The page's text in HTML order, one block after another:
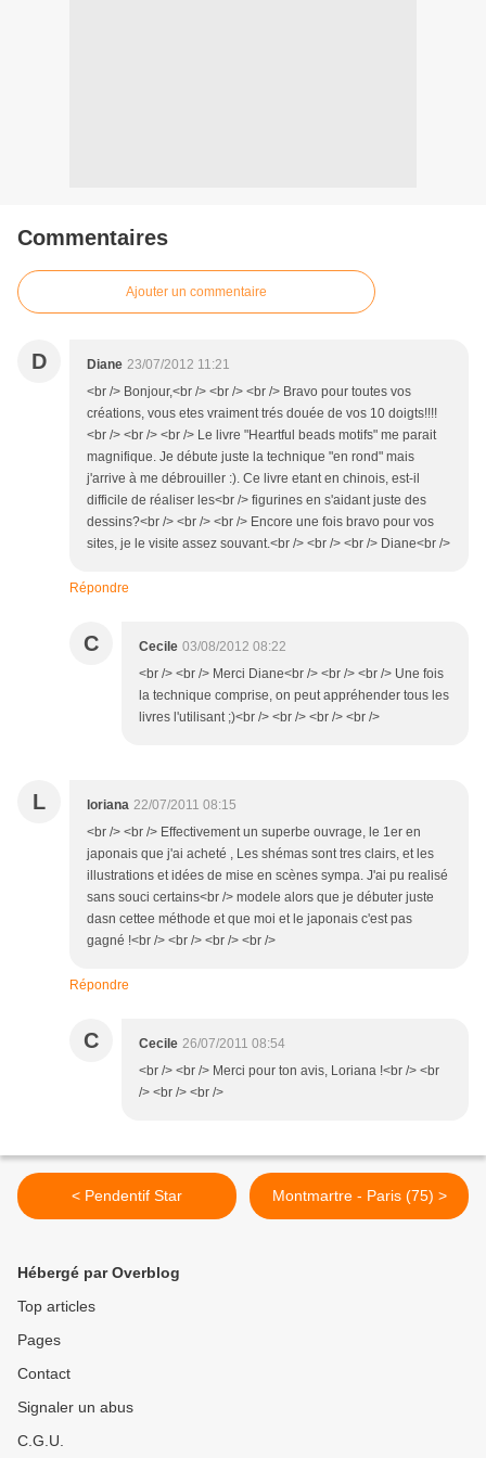
Commentaires
Ajouter un commentaire
D Diane 23/07/2012 11:21
<br /> Bonjour,<br /> <br /> <br /> Bravo pour toutes vos
créations, vous etes vraiment trés douée de vos 10 doigts!!!!
<br /> <br /> <br /> Le livre "Heartful beads motifs" me parait
magnifique. Je débute juste la technique "en rond" mais
j'arrive à me débrouiller :). Ce livre etant en chinois, est-il
difficile de réaliser les<br /> figurines en s'aidant juste des
dessins?<br /> <br /> <br /> Encore une fois bravo pour vos
sites, je le visite assez souvant.<br /> <br /> <br /> Diane<br />
Répondre
C Cecile 03/08/2012 08:22
<br /> <br /> Merci Diane<br /> <br /> <br /> Une fois
la technique comprise, on peut appréhender tous les
livres l'utilisant ;)<br /> <br /> <br /> <br />
L loriana 22/07/2011 08:15
<br /> <br /> Effectivement un superbe ouvrage, le 1er en
japonais que j'ai acheté , Les shémas sont tres clairs, et les
illustrations et idées de mise en scènes sympa. J'ai pu realisé
sans souci certains<br /> modele alors que je débuter juste
dasn cettee méthode et que moi et le japonais c'est pas
gagné !<br /> <br /> <br /> <br />
Répondre
C Cecile 26/07/2011 08:54
<br /> <br /> Merci pour ton avis, Loriana !<br /> <br
/> <br /> <br />
< Pendentif Star Montmartre - Paris (75) >
Hébergé par Overblog
Top articles
Pages
Contact
Signaler un abus
C.G.U.